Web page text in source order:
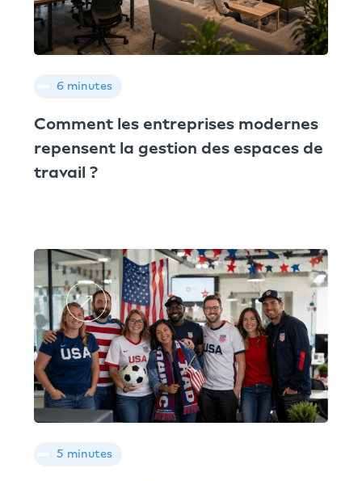
6 minutes
Comment les entreprises modernes
repensent la gestion des espaces de
travail ?
5 minutes